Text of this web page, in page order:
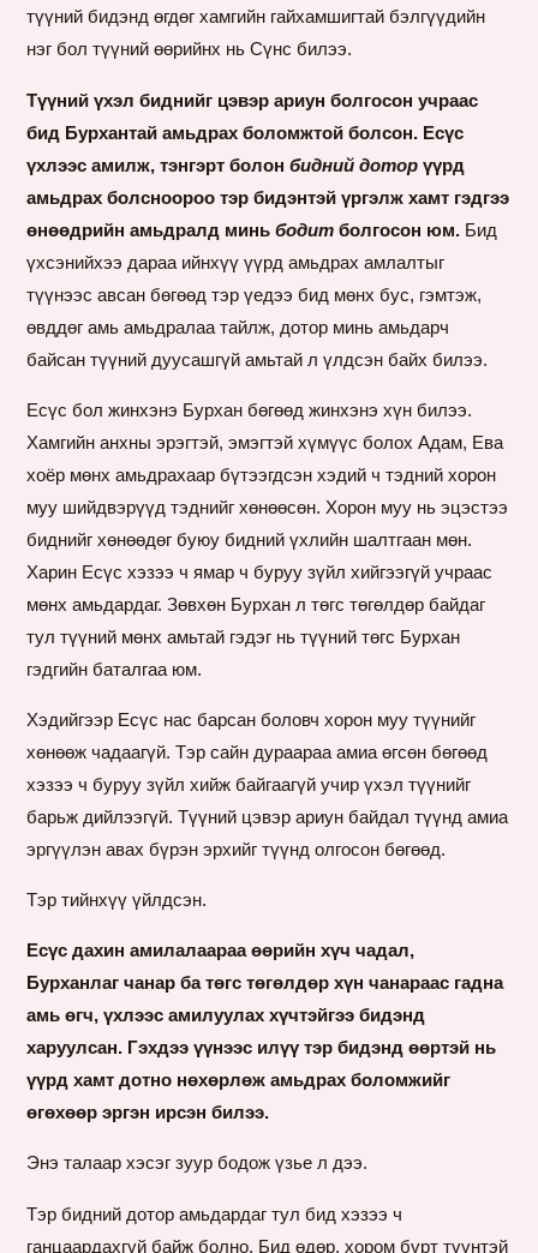
түүний бидэнд өгдөг хамгийн гайхамшигтай бэлгүүдийн
нэг бол түүний өөрийнх нь Сүнс билээ.
Түүний үхэл биднийг цэвэр ариун болгосон учраас
бид Бурхантай амьдрах боломжтой болсон. Есүс
үхлээс амилж, тэнгэрт болонбидний дотор үүрд
амьдрах болсноороо тэр бидэнтэй үргэлж хамт гэдгээ
өнөөдрийн амьдралд миньбодит болгосон юм. Бид
үхсэнийхээ дараа ийнхүү үүрд амьдрах амлалтыг
түүнээс авсан бөгөөд тэр үедээ бид мөнх бус, гэмтэж,
өвддөг амь амьдралаа тайлж, дотор минь амьдарч
байсан түүний дуусашгүй амьтай л үлдсэн байх билээ.
Есүс бол жинхэнэ Бурхан бөгөөд жинхэнэ хүн билээ.
Хамгийн анхны эрэгтэй, эмэгтэй хүмүүс болох Адам, Ева
хоёр мөнх амьдрахаар бүтээгдсэн хэдий ч тэдний хорон
муу шийдвэрүүд тэднийг хөнөөсөн. Хорон муу нь эцэстээ
биднийг хөнөөдөг буюу бидний үхлийн шалтгаан мөн.
Харин Есүс хэзээ ч ямар ч буруу зүйл хийгээгүй учраас
мөнх амьдардаг. Зөвхөн Бурхан л төгс төгөлдөр байдаг
тул түүний мөнх амьтай гэдэг нь түүний төгс Бурхан
гэдгийн баталгаа юм.
Хэдийгээр Есүс нас барсан боловч хорон муу түүнийг
хөнөөж чадаагүй. Тэр сайн дураараа амиа өгсөн бөгөөд
хэзээ ч буруу зүйл хийж байгаагүй учир үхэл түүнийг
барьж дийлээгүй. Түүний цэвэр ариун байдал түүнд амиа
эргүүлэн авах бүрэн эрхийг түүнд олгосон бөгөөд.
Тэр тийнхүү үйлдсэн.
Есүс дахин амилалаараа өөрийн хүч чадал,
Бурханлаг чанар ба төгс төгөлдөр хүн чанараас гадна
амь өгч, үхлээс амилуулах хүчтэйгээ бидэнд
харуулсан. Гэхдээ үүнээс илүү тэр бидэнд өөртэй нь
үүрд хамт дотно нөхөрлөж амьдрах боломжийг
өгөхөөр эргэн ирсэн билээ.
Энэ талаар хэсэг зуур бодож үзье л дээ.
Тэр бидний дотор амьдардаг тул бид хэзээ ч
ганцаардахгүй байж болно. Бид өдөр, хором бүрт түүнтэй